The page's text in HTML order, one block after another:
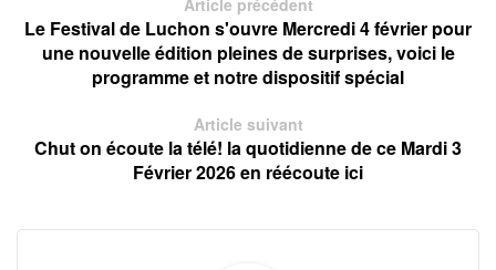
Article précédent
Le Festival de Luchon s'ouvre Mercredi 4 février pour
une nouvelle édition pleines de surprises, voici le
programme et notre dispositif spécial
Article suivant
Chut on écoute la télé! la quotidienne de ce Mardi 3
Février 2026 en réécoute ici